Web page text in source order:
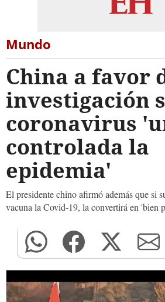
Mundo
China a favor
investigación
coronavirus
controlada la
epidemia'
El presidente chino afirmó además que si
vacuna la Covid-19, la convertirá en 'bien